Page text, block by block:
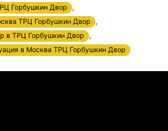
Горбушкин Двор ,
ТРЦ Горбушкин Двор ,
в ТРЦ Горбушкин Двор ,
в Москва ТРЦ Горбушкин Двор